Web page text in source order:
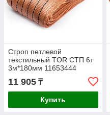
Строп петлевой
текстильный TOR СТП 6т
3м*180мм 11653444
11 905 ₸
Купить